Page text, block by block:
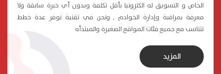
الخاص و التسويق له الكترونيا بأقل تكلفة وبدون أي خبرة سابقة ولا
معرفة بمراقبة وإدارة الخوادم , ونحن في تقنية نوفر عدة خطط
تتناسب مع جميع فئات المواقع الصغيرة والمبتدأه
المزيد